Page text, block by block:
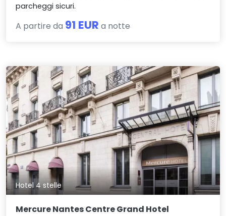
parcheggi sicuri.
A partire da 91 EUR a notte
Hotel 4 stelle
Mercure Nantes Centre Grand Hotel